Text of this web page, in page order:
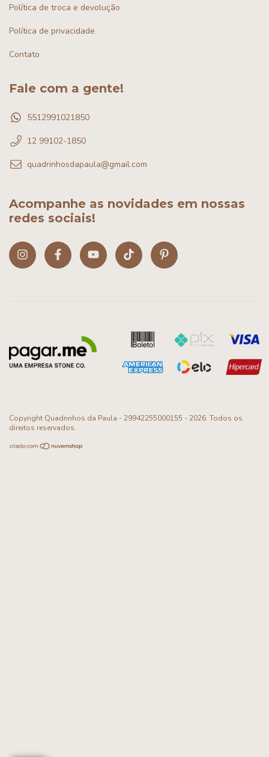
Política de troca e devolução
Política de privacidade
Contato
Fale com a gente!
5512991021850
12 99102-1850
quadrinhosdapaula@gmail.com
Acompanhe as novidades em nossas
redes sociais!
Copyright Quadrinhos da Paula - 29942255000155 - 2026. Todos os
direitos reservados.